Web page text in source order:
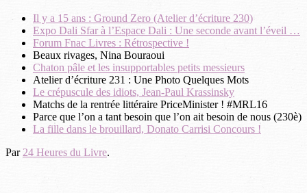
Il y a 15 ans : Ground Zero (Atelier d’écriture 230)
Expo Dali Sfar à l’Espace Dali : Une seconde avant l’éveil …
Forum Fnac Livres : Rétrospective !
Beaux rivages, Nina Bouraoui
Chaton pâle et les insupportables petits messieurs
Atelier d’écriture 231 : Une Photo Quelques Mots
Le crépuscule des idiots, Jean-Paul Krassinsky
Matchs de la rentrée littéraire PriceMinister ! #MRL16
Parce que l’on a tant besoin que l’on ait besoin de nous (230è)
La fille dans le brouillard, Donato Carrisi Concours !
Par 24 Heures du Livre.